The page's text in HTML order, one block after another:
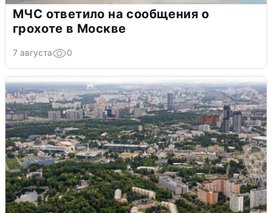
МЧС ответило на сообщения о
грохоте в Москве
7 августа 0